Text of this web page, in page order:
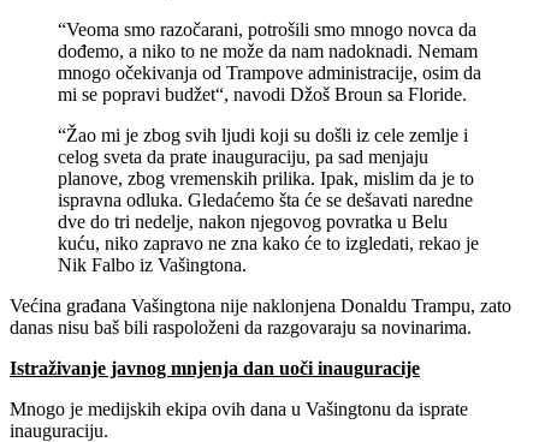
“Veoma smo razočarani, potrošili smo mnogo novca da
dođemo, a niko to ne može da nam nadoknadi. Nemam
mnogo očekivanja od Trampove administracije, osim da
mi se popravi budžet“, navodi Džoš Broun sa Floride.
“Žao mi je zbog svih ljudi koji su došli iz cele zemlje i
celog sveta da prate inauguraciju, pa sad menjaju
planove, zbog vremenskih prilika. Ipak, mislim da je to
ispravna odluka. Gledaćemo šta će se dešavati naredne
dve do tri nedelje, nakon njegovog povratka u Belu
kuću, niko zapravo ne zna kako će to izgledati, rekao je
Nik Falbo iz Vašingtona.
Većina građana Vašingtona nije naklonjena Donaldu Trampu, zato
danas nisu baš bili raspoloženi da razgovaraju sa novinarima.
Istraživanje javnog mnjenja dan uoči inauguracije
Mnogo je medijskih ekipa ovih dana u Vašingtonu da isprate
inauguraciju.